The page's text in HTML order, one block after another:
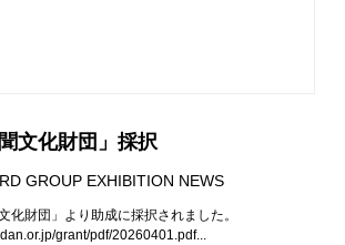
文化財団」採択
GROUP EXHIBITION NEWS
化財団」より助成に採択されました。
grant/pdf/20260401.pdf...